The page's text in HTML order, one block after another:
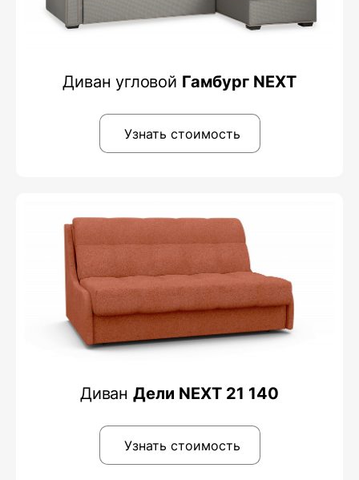
Диван угловой Гамбург NEXT
Узнать стоимость
Диван Дели NEXT 21 140
Узнать стоимость